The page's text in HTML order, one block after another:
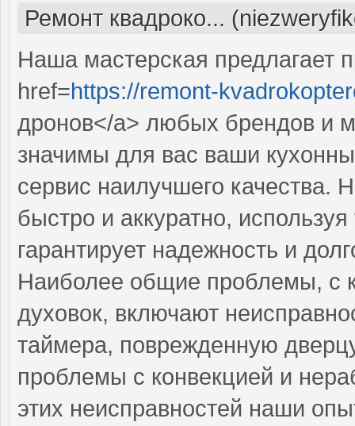
Ремонт квадроко...
Наша мастерская предлагает
href=https://remont-
дронов</a> любых брендов и
значимы для вас ваши
сервис наилучшего
быстро и аккуратно,
гарантирует надежность и
Наиболее общие проблемы, с
духовок, включают
таймера, поврежденную
проблемы с конвекцией и
этих неисправностей наши